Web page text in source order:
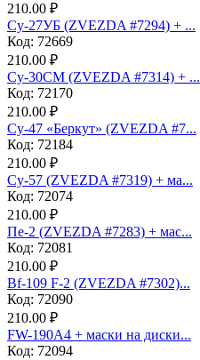
210.00 ₽
Су-27УБ (ZVEZDA #7294) + ...
Код: 72669
210.00 ₽
Су-30СМ (ZVEZDA #7314) + ...
Код: 72170
210.00 ₽
Су-47 «Беркут» (ZVEZDA #7...
Код: 72184
210.00 ₽
Су-57 (ZVEZDA #7319) + ма...
Код: 72074
210.00 ₽
Пе-2 (ZVEZDA #7283) + мас...
Код: 72081
210.00 ₽
Bf-109 F-2 (ZVEZDA #7302)...
Код: 72090
210.00 ₽
FW-190A4 + маски на диски...
Код: 72094